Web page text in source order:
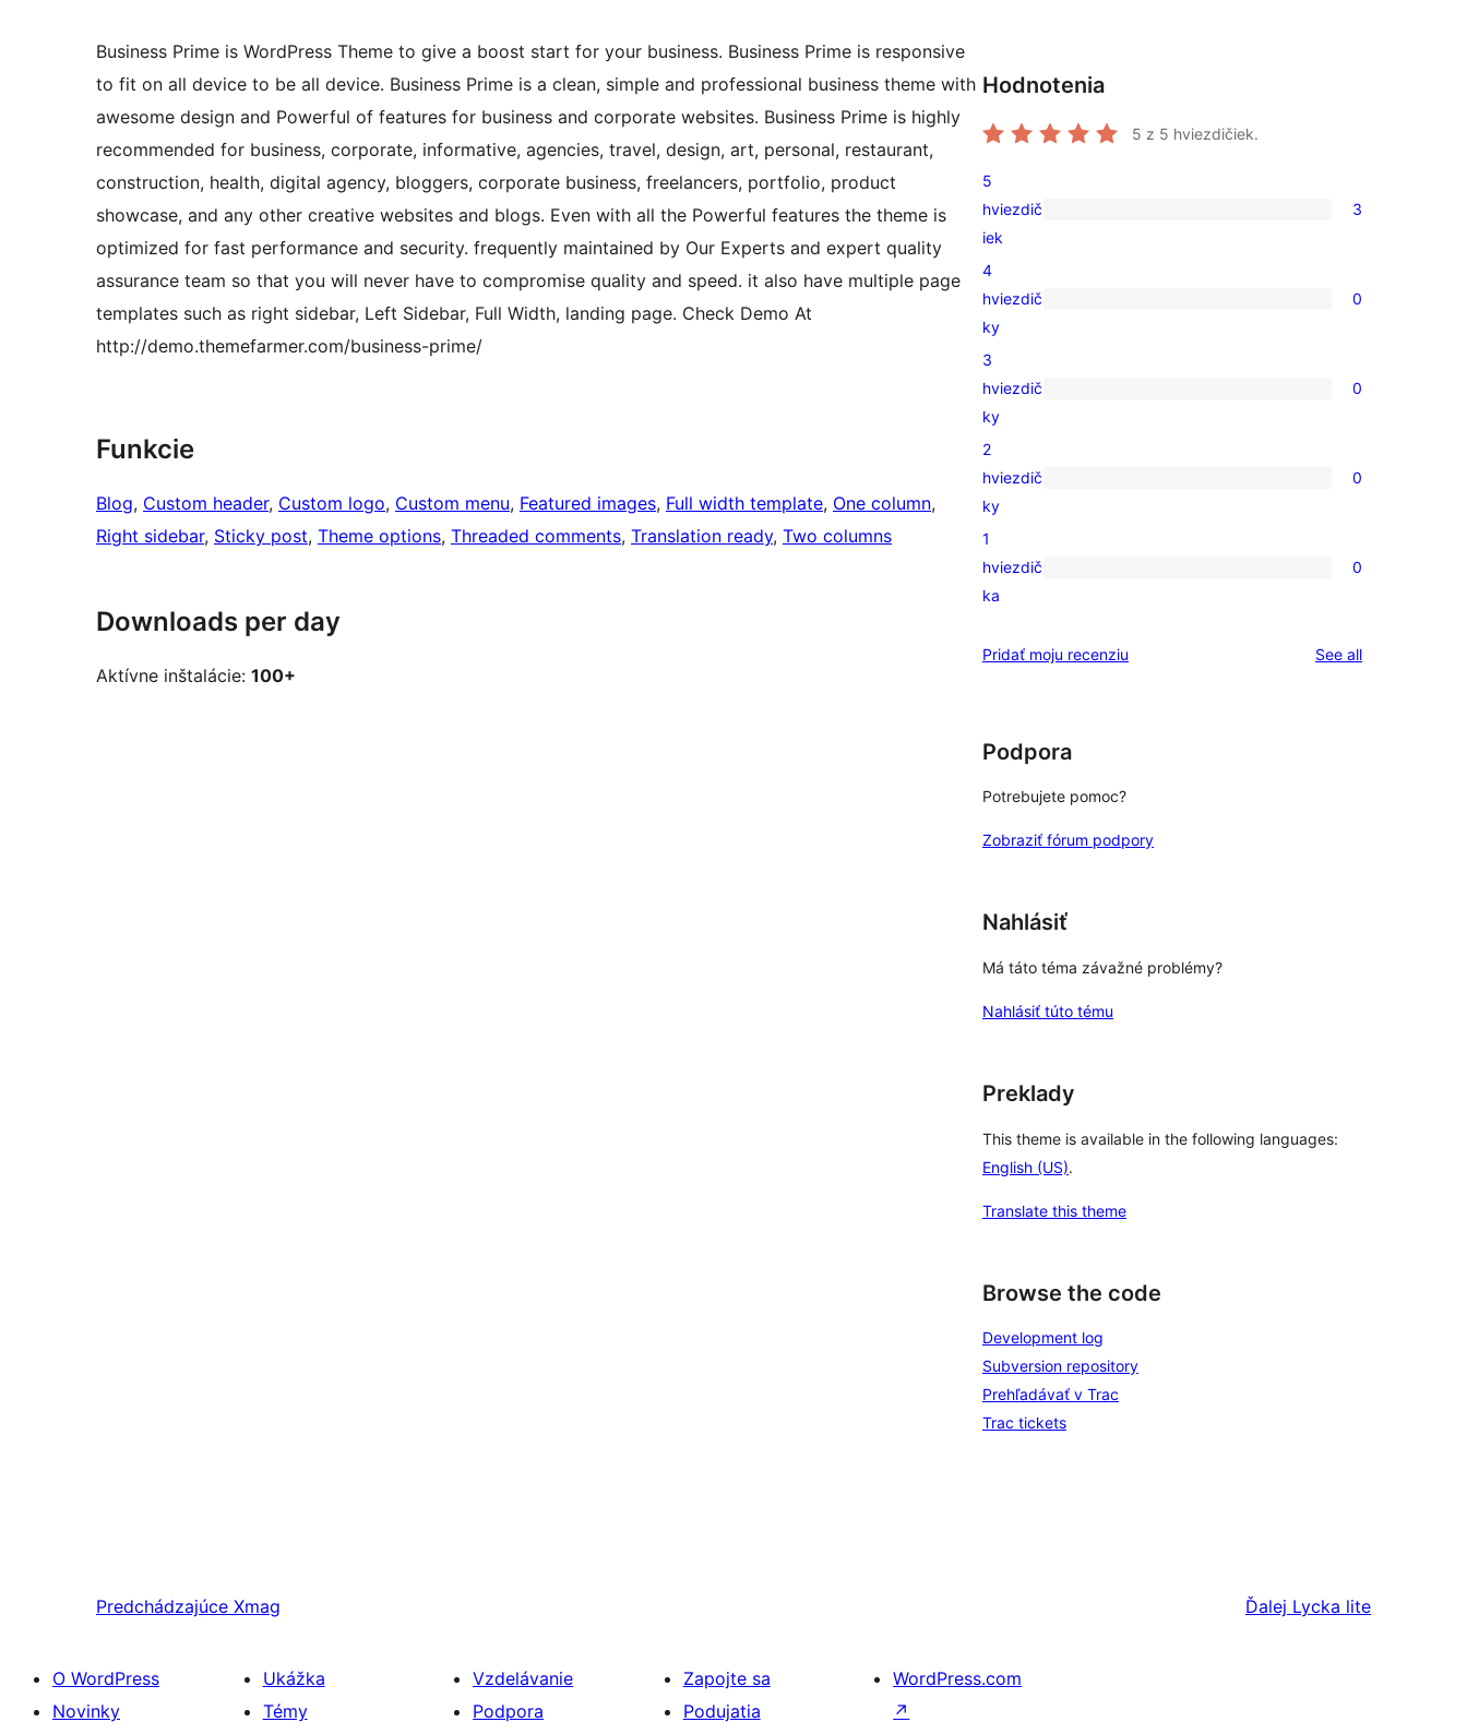
Business Prime is WordPress Theme to give a boost start for your business. Business Prime is responsive
to fit on all device to be all device. Business Prime is a clean, simple and professional business theme with
awesome design and Powerful of features for business and corporate websites. Business Prime is highly
recommended for business, corporate, informative, agencies, travel, design, art, personal, restaurant,
construction, health, digital agency, bloggers, corporate business, freelancers, portfolio, product
showcase, and any other creative websites and blogs. Even with all the Powerful features the theme is
optimized for fast performance and security. frequently maintained by Our Experts and expert quality
assurance team so that you will never have to compromise quality and speed. it also have multiple page
templates such as right sidebar, Left Sidebar, Full Width, landing page. Check Demo At
http://demo.themefarmer.com/business-prime/
Funkcie
Blog, Custom header, Custom logo, Custom menu, Featured images, Full width template, One column
Right sidebar, Sticky post, Theme options, Threaded comments, Translation ready, Two columns
Downloads per day
Aktívne inštalácie: 100+
Hodnotenia
5 z 5 hviezdičiek.
3
recenzie
s
5-
hviezdičkovým
hodnotením
5
hviezdič
iek
3
0
recenzií
s
4-
hviezdičkovým
hodnotením
4
hviezdič
ky
0
0
recenzií
s
3-
hviezdičkovým
hodnotením
3
hviezdič
ky
0
0
recenzií
s
2-
hviezdičkovým
2
hviezdič
ky
0
0
recenzií
1-
1
hviezdič
ka
0
Pridať moju recenziu See allreviews
Podpora
Potrebujete pomoc?
Zobraziť fórum podpory
Nahlásiť
Má táto téma závažné problémy?
Nahlásiť túto tému
Preklady
This theme is available in the following languages:
English (US).
Translate this theme
Browse the code
Development log
Subversion repository
Prehľadávať v Trac
Trac tickets
Predchádzajúce Xmag Ďalej Lycka lite
O WordPress
Novinky
Ukážka
Témy
Vzdelávanie
Podpora
Zapojte sa
Podujatia
WordPress.com
↗